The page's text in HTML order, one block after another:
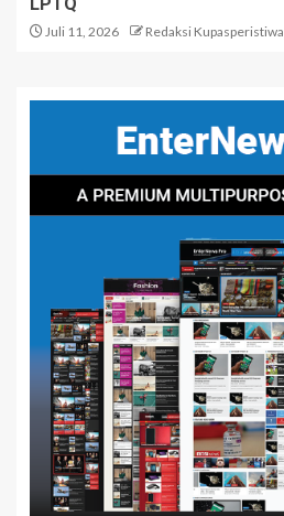
Juli 11, 2026 Redaksi Kupasperistiwa